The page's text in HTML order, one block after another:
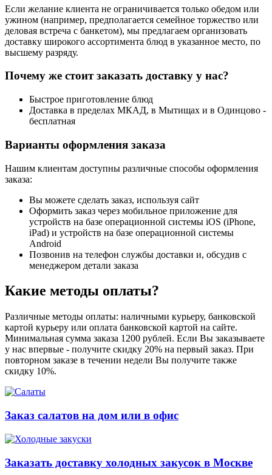
Если желание клиента не ограничивается только обедом или
ужином (например, предполагается семейное торжество или
деловая встреча с банкетом), мы предлагаем организовать
доставку широкого ассортимента блюд в указанное место, по
высшему разряду.
Почему же стоит заказать доставку у нас?
Быстрое приготовление блюд
Доставка в пределах МКАД, в Мытищах и в Одинцово -
бесплатная
Варианты оформления заказа
Нашим клиентам доступны различные способы оформления
заказа:
Вы можете сделать заказ, используя сайт
Оформить заказ через мобильное приложение для
устройств на базе операционной системы iOS (iPhone,
iPad) и устройств на базе операционной системы
Android
Позвонив на телефон службы доставки и, обсудив с
менеджером детали заказа
Какие методы оплаты?
Различные методы оплаты: наличными курьеру, банковской
картой курьеру или оплата банковской картой на сайте.
Минимальная сумма заказа 1200 рублей. Если Вы заказываете
у нас впервые - получите скидку 20% на первый заказ. При
повторном заказе в течении недели Вы получите также
скидку 10%.
Заказ салатов на дом или в офис
Заказать доставку холодных закусок в Москве